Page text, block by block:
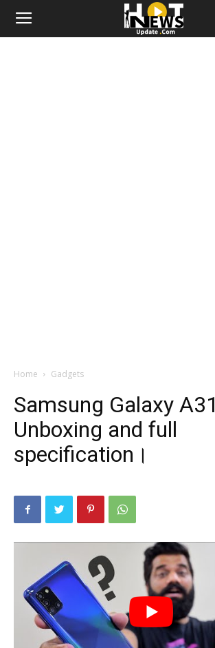
Home Gadgets
Samsung Galaxy A31
Unboxing and full
specification।